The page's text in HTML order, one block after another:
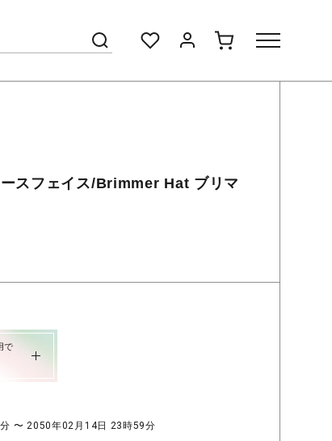
スフェイス/Brimmer Hat ブリマ
で
〜 2050年02月14日 23時59分